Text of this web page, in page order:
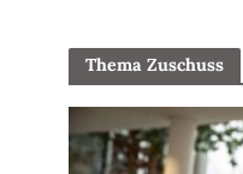
Thema Zuschuss